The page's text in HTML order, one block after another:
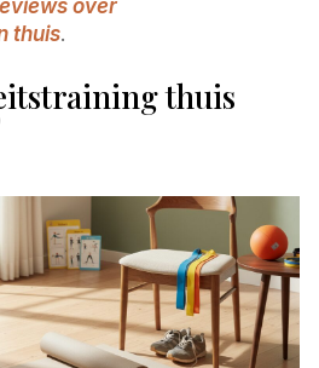
over
thuis.
thuis